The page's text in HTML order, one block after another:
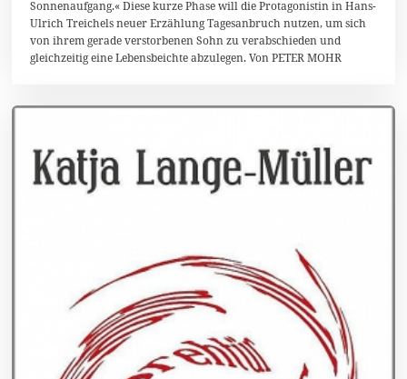
k
t
b
e
Sonnenaufgang.« Diese kurze Phase will die Protagonistin in Hans-
Ulrich Treichels neuer Erzählung Tagesanbruch nutzen, um sich
von ihrem gerade verstorbenen Sohn zu verabschieden und
gleichzeitig eine Lebensbeichte abzulegen. Von PETER MOHR